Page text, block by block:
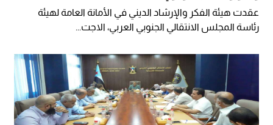
عقدت هيئة الفكر والإرشاد الديني في الأمانة العامة لهيئة
رئاسة المجلس الانتقالي الجنوبي العربي، الاجت...